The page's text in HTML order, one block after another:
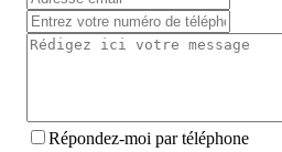
Répondez-moi par téléphone